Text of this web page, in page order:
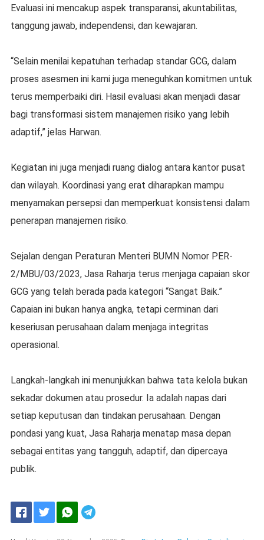
Evaluasi ini mencakup aspek transparansi, akuntabilitas,
tanggung jawab, independensi, dan kewajaran.
“Selain menilai kepatuhan terhadap standar GCG, dalam
proses asesmen ini kami juga meneguhkan komitmen untuk
terus memperbaiki diri. Hasil evaluasi akan menjadi dasar
bagi transformasi sistem manajemen risiko yang lebih
adaptif,” jelas Harwan.
Kegiatan ini juga menjadi ruang dialog antara kantor pusat
dan wilayah. Koordinasi yang erat diharapkan mampu
menyamakan persepsi dan memperkuat konsistensi dalam
penerapan manajemen risiko.
Sejalan dengan Peraturan Menteri BUMN Nomor PER-
2/MBU/03/2023, Jasa Raharja terus menjaga capaian skor
GCG yang telah berada pada kategori “Sangat Baik.”
Capaian ini bukan hanya angka, tetapi cerminan dari
keseriusan perusahaan dalam menjaga integritas
operasional.
Langkah-langkah ini menunjukkan bahwa tata kelola bukan
sekadar dokumen atau prosedur. Ia adalah napas dari
setiap keputusan dan tindakan perusahaan. Dengan
pondasi yang kuat, Jasa Raharja menatap masa depan
sebagai entitas yang tangguh, adaptif, dan dipercaya
publik.